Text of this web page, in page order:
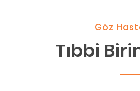
Göz
Tıbbi